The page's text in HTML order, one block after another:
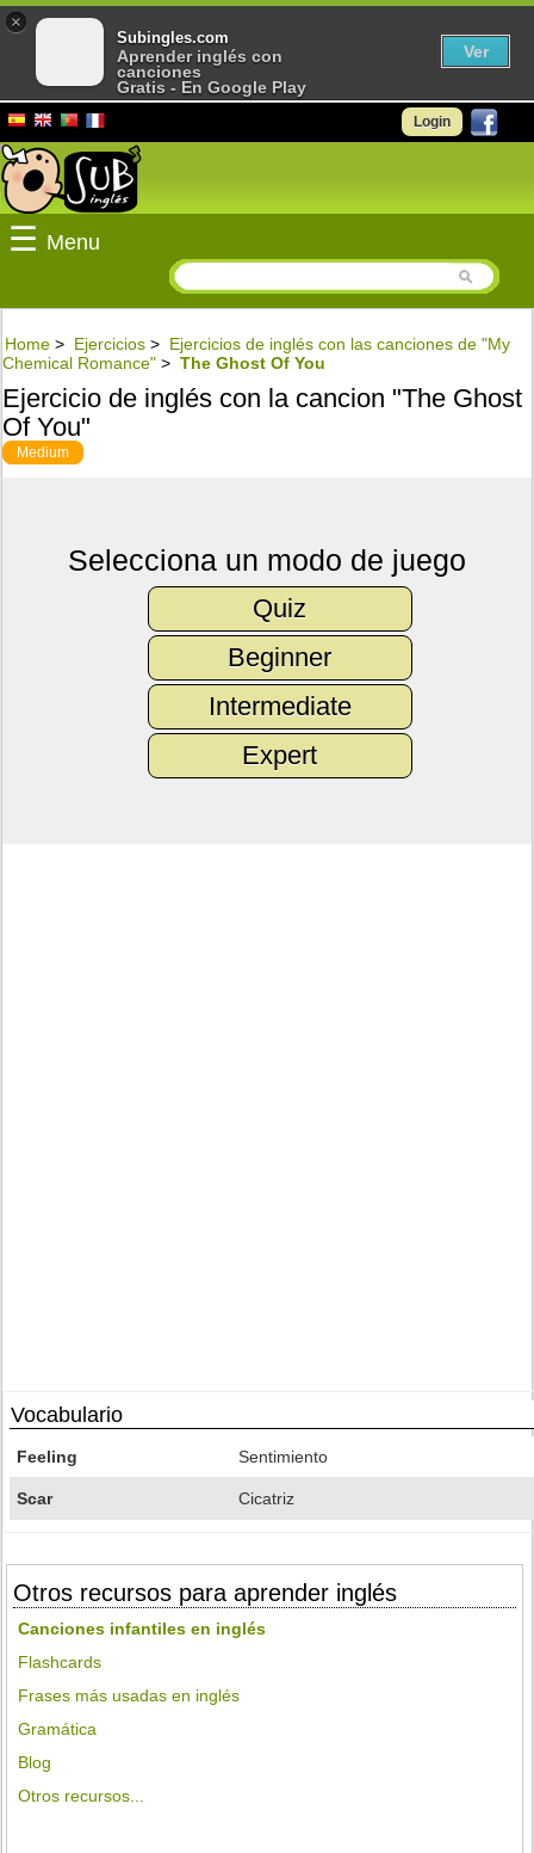
Login
☰ Menu
Home > Ejercicios > Ejercicios de inglés con las canciones de "My
Chemical Romance" > The Ghost Of You
Ejercicio de inglés con la cancion "The Ghost
Of You"
Medium
Selecciona un modo de juego
Quiz
Beginner
Intermediate
Expert
Vocabulario
Feeling Sentimiento
Scar Cicatriz
Otros recursos para aprender inglés
Canciones infantiles en inglés
Flashcards
Frases más usadas en inglés
Gramática
Blog
Otros recursos...
×
Subingles.com
Aprender inglés con
canciones
Gratis - En Google Play
Ver